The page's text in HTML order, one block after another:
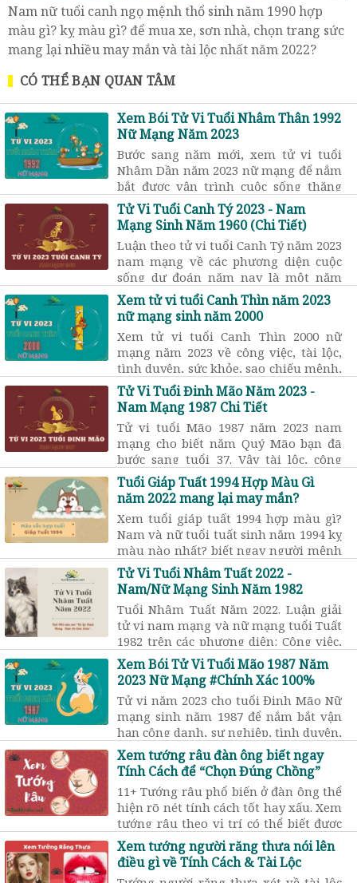
Nam nữ tuổi canh ngọ mệnh thổ sinh năm 1990 hợp
màu gì? kỵ màu gì? để mua xe, sơn nhà, chọn trang sức
mang lại nhiều may mắn và tài lộc nhất năm 2022?
CÓ THỂ BẠN QUAN TÂM
Xem Bói Tử Vi Tuổi Nhâm Thân 1992
Nữ Mạng Năm 2023
Bước sang năm mới, xem tử vi tuổi
Nhâm Dần năm 2023 nữ mạng để nắm
bắt được vận trình cuộc sống thăng
tiến hay lụi bại? Năm 2023 gặp sao nào
chiếu mệnh? Hạn gì?...
Tử Vi Tuổi Canh Tý 2023 - Nam
Mạng Sinh Năm 1960 (Chi Tiết)
Luận theo tử vi tuổi Canh Tý năm 2023
nam mạng về các phương diện cuộc
sống dự đoán năm nay là một năm
khá bất lợi về sự nghiệp và sức khỏe
Xem tử vi tuổi Canh Thìn năm 2023
nữ mạng sinh năm 2000
Xem tử vi tuổi Canh Thìn 2000 nữ
mạng năm 2023 về công việc, tài lộc,
tình duyên, sức khỏe, sao chiếu mệnh,
có phạm hạn Thái Tuế, Tam Tai, Kim
Lâu, ...
Tử Vi Tuổi Đinh Mão Năm 2023 -
Nam Mạng 1987 Chi Tiết
Tử vi tuổi Mão 1987 năm 2023 nam
mạng cho biết năm Quý Mão bạn đã
bước sang tuổi 37. Vậy tài lộc, công
danh sự nghiệp, sức khỏe, tình
duyên,.. năm nay ra sao?
Tuổi Giáp Tuất 1994 Hợp Màu Gì
năm 2022 mang lại may mắn?
Xem tuổi giáp tuất 1994 hợp màu gì?
Nam và nữ tuổi tuất sinh năm 1994 kỵ
màu nào nhất? biết ngay người mệnh
hỏa 1994 nên mua xe màu gì hợp? sơn
nhà màu nào tốt? để thu hút may
mắn.
Tử Vi Tuổi Nhâm Tuất 2022 -
Nam/Nữ Mạng Sinh Năm 1982
Tuổi Nhâm Tuất Năm 2022. Luận giải
tử vi nam mạng và nữ mạng tuổi Tuất
1982 trên các phương diện: Công việc,
sức khỏe, tình cảm, vận hạn trong
năm mới 2022.
Xem Bói Tử Vi Tuổi Mão 1987 Năm
2023 Nữ Mạng #Chính Xác 100%
Tử vi năm 2023 cho tuổi Đinh Mão Nữ
mạng sinh năm 1987 để nắm bắt vận
hạn công danh, sự nghiệp, tình duyên,
sức khỏe, hạn tuổi … tốt hay xấu
trong 12 tháng.
Xem tướng râu đàn ông biết ngay
Tính Cách để “Chọn Đúng Chồng”
11+ Tướng râu phổ biến ở đàn ông thể
hiện rõ nét tính cách tốt hay xấu. Xem
tướng râu theo vị trí có thể biết được
nhân cách và mức độ thủy chung của
người đàn ông.
Xem tướng người răng thưa nói lên
điều gì về Tính Cách & Tài Lộc